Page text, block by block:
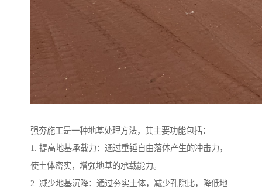
强夯施工是一种地基处理方法，其主要功能包括：
1. 提高地基承载力：通过重锤自由落体产生的冲击力，
使土体密实，增强地基的承载能力。
2. 减少地基沉降：通过夯实土体，减少孔隙比，降低地